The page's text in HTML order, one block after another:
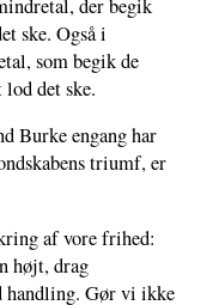
der begik
ske. Også i
som begik de
det ske.
Burke engang har
triumf, er
af vore frihed:
højt, drag
handling. Gør vi ikke